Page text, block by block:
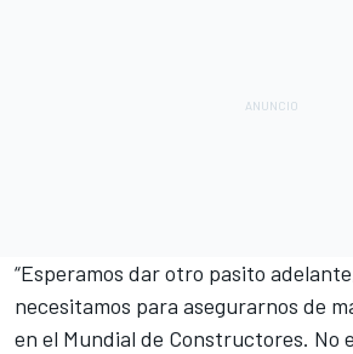
“Esperamos dar otro pasito
necesitamos para asegurarnos de
en el Mundial de Constructores. No